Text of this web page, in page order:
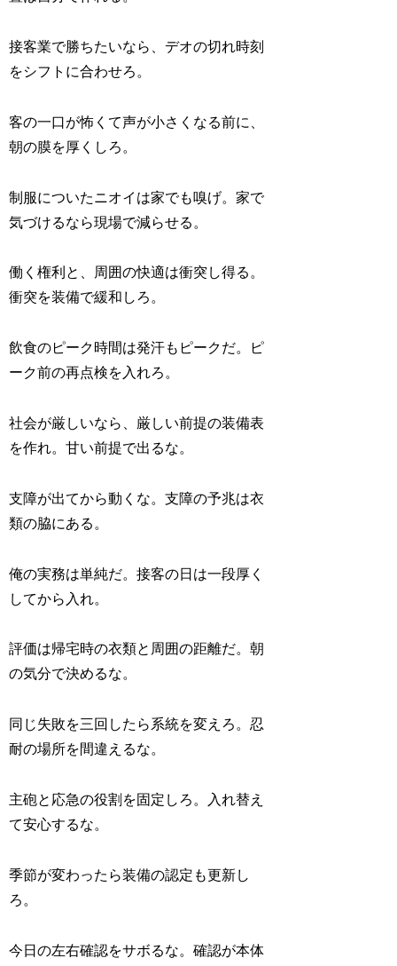
接客業で勝ちたいなら、デオの切れ時刻
をシフトに合わせろ。
客の一口が怖くて声が小さくなる前に、
朝の膜を厚くしろ。
制服についたニオイは家でも嗅げ。家で
気づけるなら現場で減らせる。
働く権利と、周囲の快適は衝突し得る。
衝突を装備で緩和しろ。
飲食のピーク時間は発汗もピークだ。ピ
ーク前の再点検を入れろ。
社会が厳しいなら、厳しい前提の装備表
を作れ。甘い前提で出るな。
支障が出てから動くな。支障の予兆は衣
類の脇にある。
俺の実務は単純だ。接客の日は一段厚く
してから入れ。
評価は帰宅時の衣類と周囲の距離だ。朝
の気分で決めるな。
同じ失敗を三回したら系統を変えろ。忍
耐の場所を間違えるな。
主砲と応急の役割を固定しろ。入れ替え
て安心するな。
季節が変わったら装備の認定も更新し
ろ。
今日の左右確認をサボるな。確認が本体